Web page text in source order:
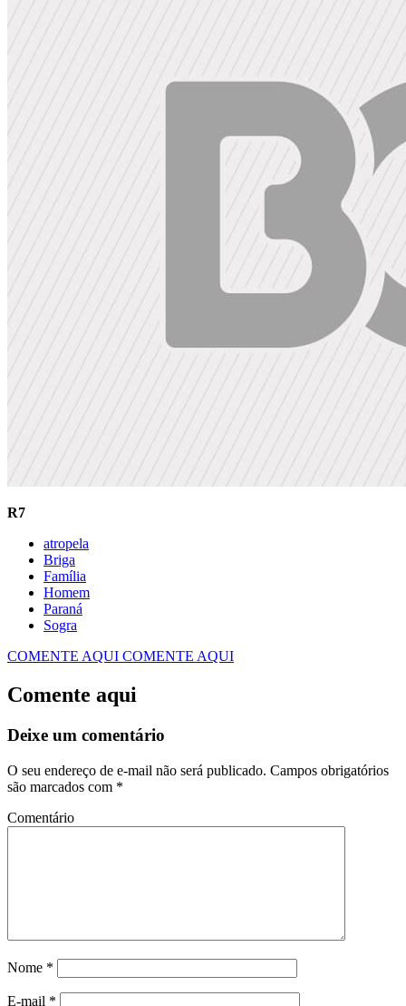
R7
atropela
Briga
Família
Homem
Paraná
Sogra
COMENTE AQUI COMENTE AQUI
Comente aqui
Deixe um comentário
O seu endereço de e-mail não será publicado. Campos obrigatórios
são marcados com *
Comentário
Nome *
E-mail *